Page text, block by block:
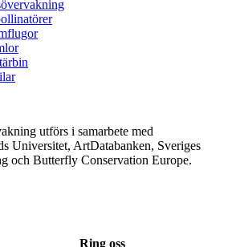
utförs i samarbete med
Universitet, ArtDatabanken, Sveriges
och Butterfly Conservation Europe.
Ring oss